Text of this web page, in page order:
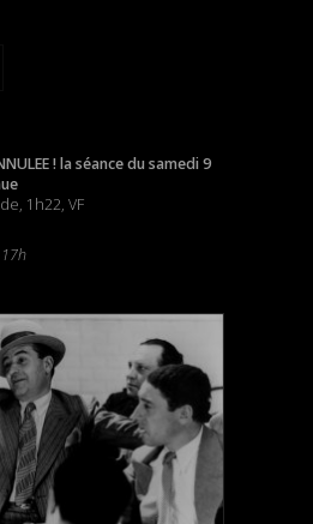
! la séance du samedi 9
1h22, VF